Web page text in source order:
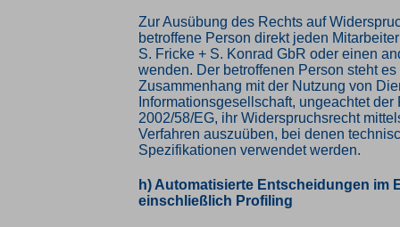
Zur Ausübung des Rechts auf
betroffene Person direkt jeden
S. Fricke + S. Konrad GbR oder einen
wenden. Der betroffenen Person steht es
Zusammenhang mit der Nutzung von
Informationsgesellschaft, ungeachtet der
2002/58/EG, ihr Widerspruchsrecht
Verfahren auszuüben, bei denen
Spezifikationen verwendet werden.
h) Automatisierte Entscheidungen im
einschließlich Profiling